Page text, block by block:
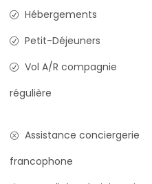
Hébergements
Petit-Déjeuners
Vol A/R compagnie
régulière
Assistance conciergerie
francophone